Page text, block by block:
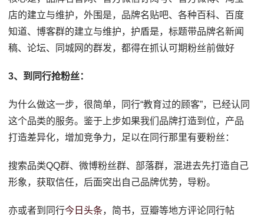
店的建立与维护，外围是，品牌名贴吧、各种百科、百度
知道、博客群的建立与维护，护盾是，标题带品牌名新闻
稿、论坛、同城网的群发，都得在抓认可期粉丝前做好
3、到同行抢粉丝：
为什么做这一步，很简单，同行“教育过的顾客”，已经认同
这个品类的服务。鉴于上步如果我们品牌打造到位，产品
打造差异化，增加竞争力，足以在同行那里有要粉丝：
搜索品类QQ群、微博粉丝群、部落群，混进去先打造自己
形象，获取信任，后面突出自己品牌优势，导粉。
亦或者到同行今日头条，简书，豆瓣等地方评论同行帖